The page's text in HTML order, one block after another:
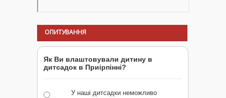
ОПИТУВАННЯ
Як Ви влаштовували дитину в
дитсадок в Приірпінні?
У наші дитсадки неможливо